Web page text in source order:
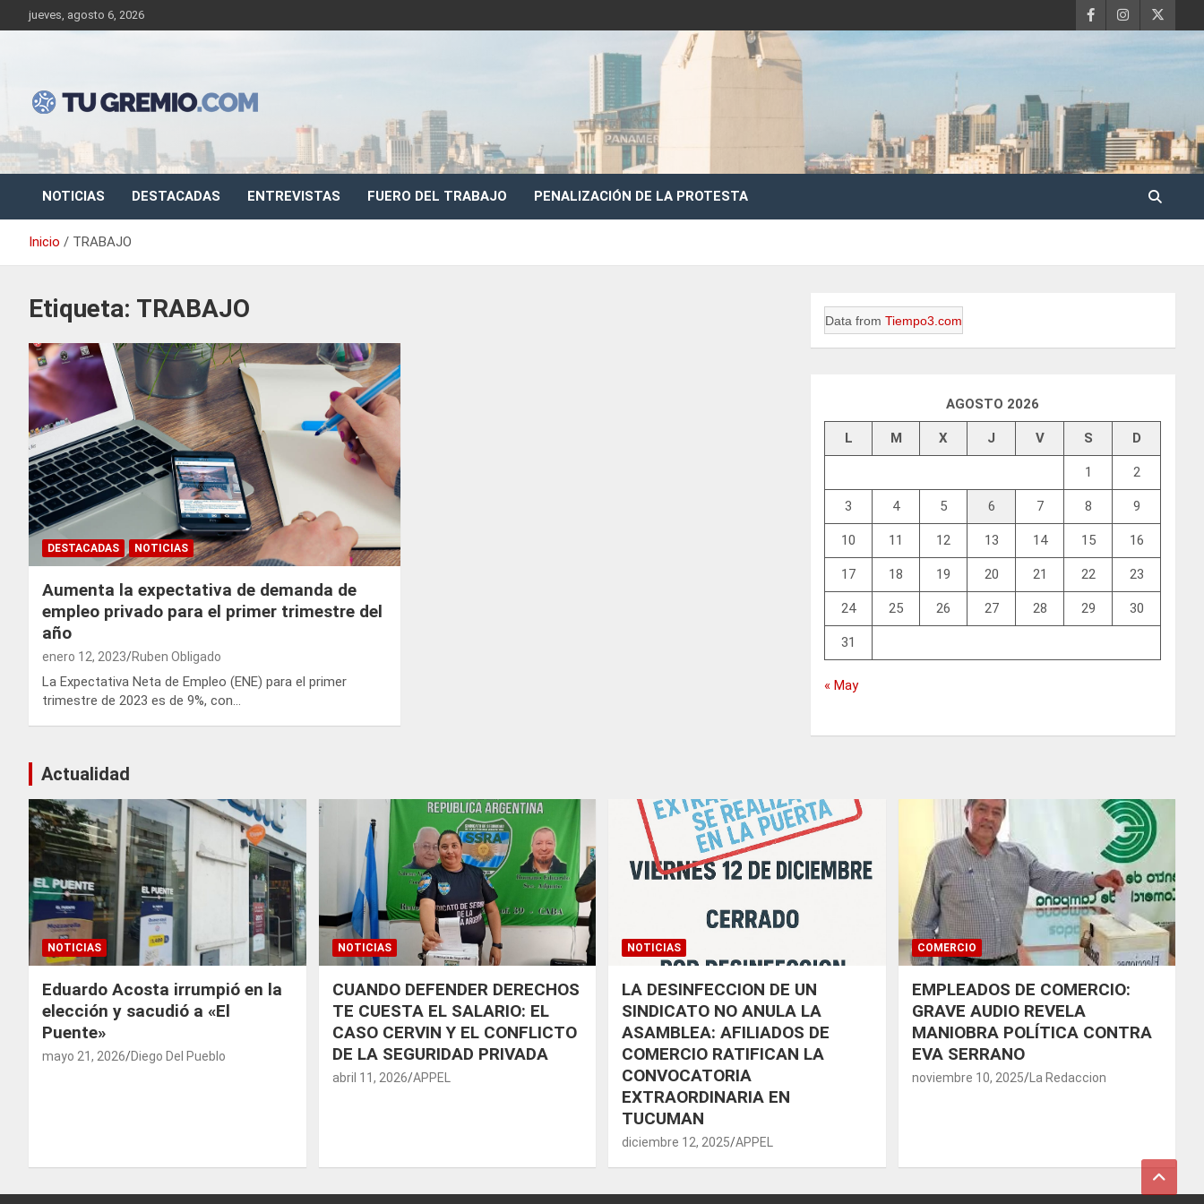
Saltar
al
jueves, agosto 6, 2026
Tu Gremio
Sitio de noticias gremiales – laborales
NOTICIAS DESTACADAS ENTREVISTAS FUERO DEL TRABAJO PENALIZACIÓN DE LA PROTESTA
Inicio TRABAJO
Etiqueta: TRABAJO
DESTACADAS NOTICIAS
Aumenta la expectativa de demanda de
empleo privado para el primer trimestre del
año
enero 12, 2023 Ruben Obligado
La Expectativa Neta de Empleo (ENE) para el primer
trimestre de 2023 es de 9%, con…
Data fromTiempo3.com
AGOSTO 2026
L M X J V S D
1 2
3 4 5 6 7 8 9
10 11 12 13 14 15 16
17 18 19 20 21 22 23
24 25 26 27 28 29 30
31
« May
Actualidad
NOTICIAS
Eduardo Acosta irrumpió en la
elección y sacudió a «El
Puente»
mayo 21, 2026 Diego Del Pueblo
NOTICIAS
CUANDO DEFENDER DERECHOS
TE CUESTA EL SALARIO: EL
CASO CERVIN Y EL CONFLICTO
DE LA SEGURIDAD PRIVADA
abril 11, 2026 APPEL
NOTICIAS
LA DESINFECCION DE UN
SINDICATO NO ANULA LA
ASAMBLEA: AFILIADOS DE
COMERCIO RATIFICAN LA
CONVOCATORIA
EXTRAORDINARIA EN
TUCUMAN
diciembre 12, 2025 APPEL
COMERCIO
EMPLEADOS DE COMERCIO:
GRAVE AUDIO REVELA
MANIOBRA POLÍTICA CONTRA
EVA SERRANO
noviembre 10, 2025 La Redaccion